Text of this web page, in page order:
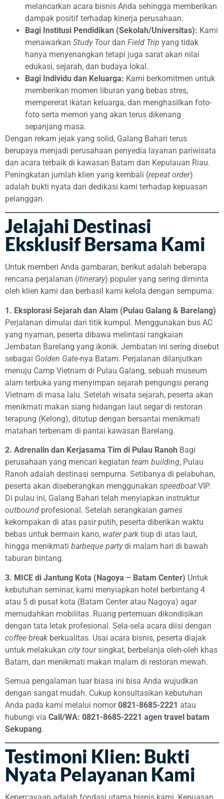
melancarkan acara bisnis Anda sehingga memberikan
dampak positif terhadap kinerja perusahaan.
Bagi Institusi Pendidikan (Sekolah/Universitas): Kami
menawarkan Study Tourdan Field Trip yang tidak
hanya menyenangkan tetapi juga sarat akan nilai
edukasi, sejarah, dan budaya lokal.
Bagi Individu dan Keluarga: Kami berkomitmen untuk
memberikan momen liburan yang bebas stres,
mempererat ikatan keluarga, dan menghasilkan foto-
foto serta memori yang akan terus dikenang
sepanjang masa.
Dengan rekam jejak yang solid, Galang Bahari terus
berupaya menjadi perusahaan penyedia layanan pariwisata
dan acara terbaik di kawasan Batam dan Kepulauan Riau.
Peningkatan jumlah klien yang kembali (repeat order)
adalah bukti nyata dari dedikasi kami terhadap kepuasan
pelanggan.
Jelajahi Destinasi
Eksklusif Bersama Kami
Untuk memberi Anda gambaran, berikut adalah beberapa
rencana perjalanan (itinerary) populer yang sering diminta
oleh klien kami dan berhasil kami kelola dengan sempurna:
1. Eksplorasi Sejarah dan Alam (Pulau Galang & Barelang)
Perjalanan dimulai dari titik kumpul. Menggunakan bus AC
yang nyaman, peserta dibawa melintasi rangkaian
Jembatan Barelang yang ikonik. Jembatan ini sering disebut
sebagai Golden Gate-nya Batam. Perjalanan dilanjutkan
menuju Camp Vietnam di Pulau Galang, sebuah museum
alam terbuka yang menyimpan sejarah pengungsi perang
Vietnam di masa lalu. Setelah wisata sejarah, peserta akan
menikmati makan siang hidangan laut segar di restoran
terapung (Kelong), ditutup dengan bersantai menikmati
matahari terbenam di pantai kawasan Barelang.
2. Adrenalin dan Kerjasama Tim di Pulau Ranoh Bagi
perusahaan yang mencari kegiatan team building, Pulau
Ranoh adalah destinasi sempurna. Setibanya di pelabuhan,
peserta akan diseberangkan menggunakan speedboat VIP.
Di pulau ini, Galang Bahari telah menyiapkan instruktur
outbound profesional. Setelah serangkaian games
kekompakan di atas pasir putih, peserta diberikan waktu
bebas untuk bermain kano, water park tiup di atas laut,
hingga menikmati barbeque partydi malam hari di bawah
taburan bintang.
3. MICE di Jantung Kota (Nagoya – Batam Center) Untuk
kebutuhan seminar, kami menyiapkan hotel berbintang 4
atau 5 di pusat kota (Batam Center atau Nagoya) agar
memudahkan mobilitas. Ruang pertemuan dikondisikan
dengan tata letak profesional. Sela-sela acara diisi dengan
coffee break berkualitas. Usai acara bisnis, peserta diajak
untuk melakukan city toursingkat, berbelanja oleh-oleh khas
Batam, dan menikmati makan malam di restoran mewah.
Semua pengalaman luar biasa ini bisa Anda wujudkan
dengan sangat mudah. Cukup konsultasikan kebutuhan
Anda pada kami melalui nomor0821-8685-2221 atau
hubungi via Call/WA: 0821-8685-2221 agen travel batam
Sekupang.
Testimoni Klien: Bukti
Nyata Pelayanan Kami